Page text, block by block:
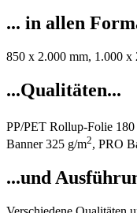
... in allen
850 x 2.000 mm, 1.000 x
...Qualitäten...
PP/PET Rollup-Folie 180
Banner 325 g/m2, PRO
...und